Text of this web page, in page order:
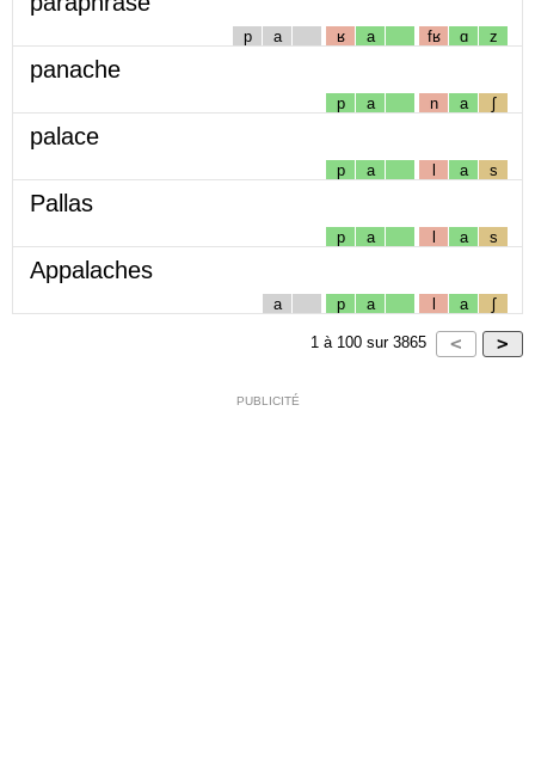
p a ʁ a fʁ ɑ z
panache
p a n a ʃ
palace
p a l a s
Pallas
p a l a s
Appalaches
a p a l a ʃ
1 à 100 sur 3865
PUBLICITÉ